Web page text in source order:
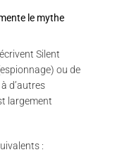
le mythe
Silent
ou de
d’autres
largement
: